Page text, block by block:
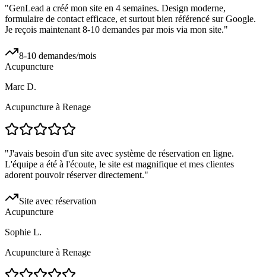
"GenLead a créé mon site en 4 semaines. Design moderne,
formulaire de contact efficace, et surtout bien référencé sur Google.
Je reçois maintenant 8-10 demandes par mois via mon site."
8-10 demandes/mois
Acupuncture
Marc D.
Acupuncture à Renage
"J'avais besoin d'un site avec système de réservation en ligne.
L'équipe a été à l'écoute, le site est magnifique et mes clientes
adorent pouvoir réserver directement."
Site avec réservation
Acupuncture
Sophie L.
Acupuncture à Renage